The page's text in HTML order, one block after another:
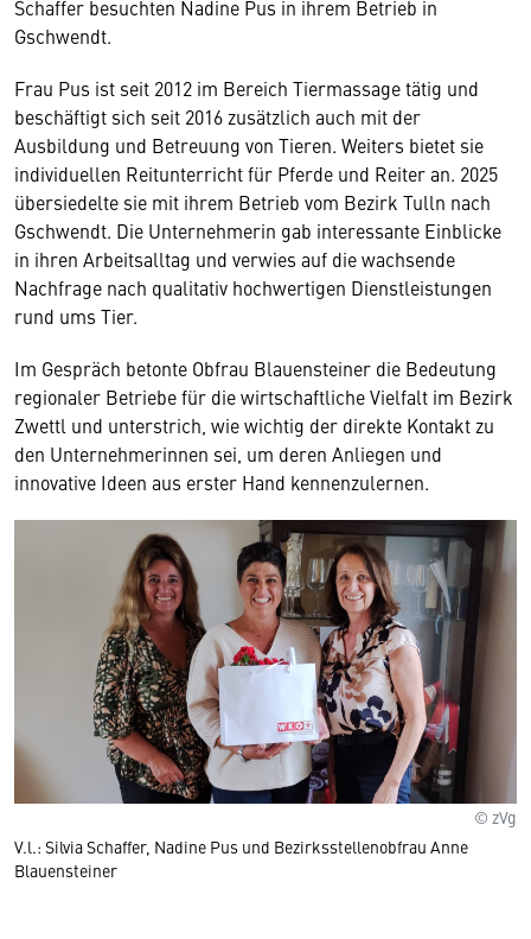
Schaffer besuchten Nadine Pus in ihrem Betrieb in
Gschwendt.
Frau Pus ist seit 2012 im Bereich Tiermassage tätig und
beschäftigt sich seit 2016 zusätzlich auch mit der
Ausbildung und Betreuung von Tieren. Weiters bietet sie
individuellen Reitunterricht für Pferde und Reiter an. 2025
übersiedelte sie mit ihrem Betrieb vom Bezirk Tulln nach
Gschwendt. Die Unternehmerin gab interessante Einblicke
in ihren Arbeitsalltag und verwies auf die wachsende
Nachfrage nach qualitativ hochwertigen Dienstleistungen
rund ums Tier.
Im Gespräch betonte Obfrau Blauensteiner die Bedeutung
regionaler Betriebe für die wirtschaftliche Vielfalt im Bezirk
Zwettl und unterstrich, wie wichtig der direkte Kontakt zu
den Unternehmerinnen sei, um deren Anliegen und
innovative Ideen aus erster Hand kennenzulernen.
© zVg
V.l.: Silvia Schaffer, Nadine Pus und Bezirksstellenobfrau Anne
Blauensteiner